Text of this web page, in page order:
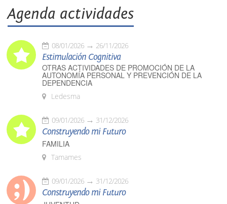
Agenda actividades
08/01/2026 26/11/2026
Estimulación Cognitiva
OTRAS ACTIVIDADES DE PROMOCIÓN DE LA
AUTONOMÍA PERSONAL Y PREVENCIÓN DE LA
DEPENDENCIA
Ledesma
09/01/2026 31/12/2026
Construyendo mi Futuro
FAMILIA
Tamames
09/01/2026 31/12/2026
Construyendo mi Futuro